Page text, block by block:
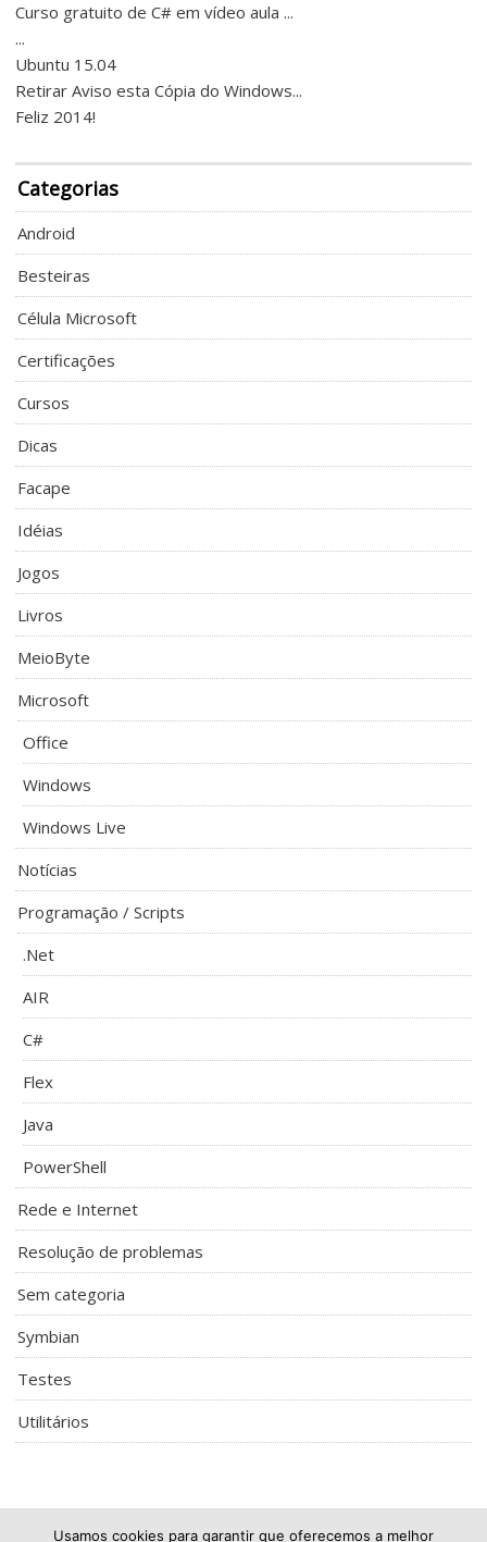
Curso gratuito de C# em vídeo aula ...
...
Ubuntu 15.04
Retirar Aviso esta Cópia do Windows...
Feliz 2014!
Categorias
Android
Besteiras
Célula Microsoft
Certificações
Cursos
Dicas
Facape
Idéias
Jogos
Livros
MeioByte
Microsoft
Office
Windows
Windows Live
Notícias
Programação / Scripts
.Net
AIR
C#
Flex
Java
PowerShell
Rede e Internet
Resolução de problemas
Sem categoria
Symbian
Testes
Utilitários
Usamos cookies para garantir que oferecemos a melhor